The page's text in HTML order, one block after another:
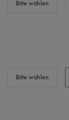
Bitte wählen
Bitte wählen